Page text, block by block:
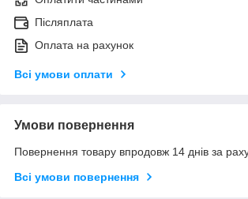
Післяплата
Оплата на рахунок
Всі умови оплати
Умови повернення
Повернення товару впродовж 14 днів за
Всі умови повернення